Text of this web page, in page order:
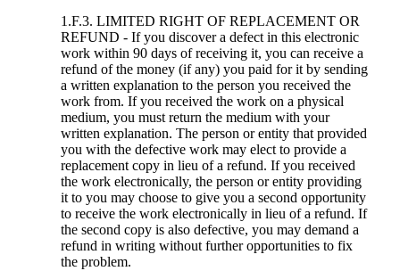
1.F.3. LIMITED RIGHT OF REPLACEMENT OR
REFUND - If you discover a defect in this electronic
work within 90 days of receiving it, you can receive a
refund of the money (if any) you paid for it by sending
a written explanation to the person you received the
work from. If you received the work on a physical
medium, you must return the medium with your
written explanation. The person or entity that provided
you with the defective work may elect to provide a
replacement copy in lieu of a refund. If you received
the work electronically, the person or entity providing
it to you may choose to give you a second opportunity
to receive the work electronically in lieu of a refund. If
the second copy is also defective, you may demand a
refund in writing without further opportunities to fix
the problem.